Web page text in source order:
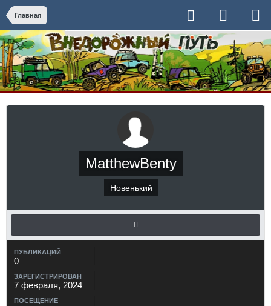
Главная
MatthewBenty
Новенький
ПУБЛИКАЦИЙ
0
ЗАРЕГИСТРИРОВАН
7 февраля, 2024
ПОСЕЩЕНИЕ